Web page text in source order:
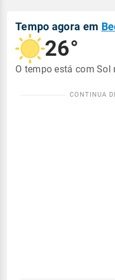
Tempo agora em
26°
O tempo está com Sol